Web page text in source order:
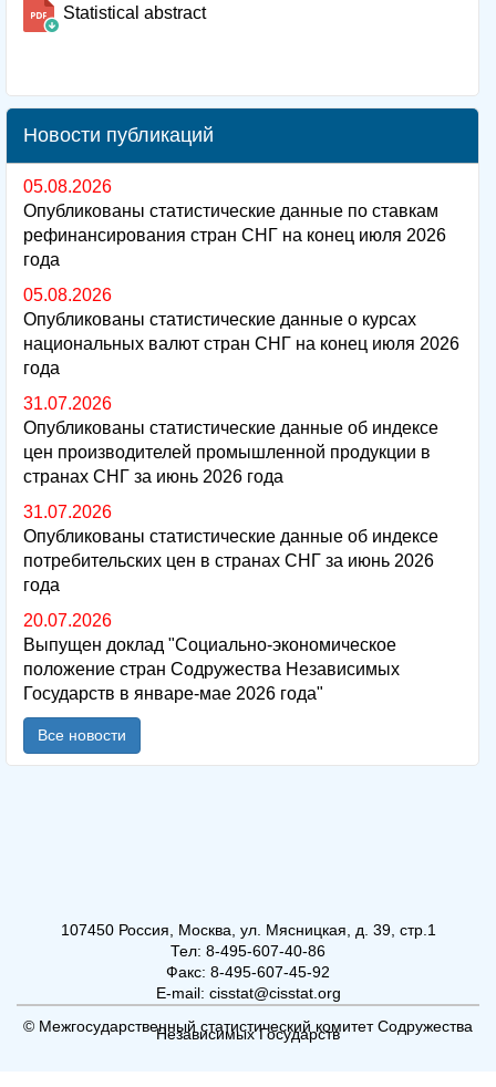
Statistical abstract
Новости публикаций
05.08.2026
Опубликованы статистические данные по ставкам
рефинансирования стран СНГ на конец июля 2026
года
05.08.2026
Опубликованы статистические данные о курсах
национальных валют стран СНГ на конец июля 2026
года
31.07.2026
Опубликованы статистические данные об индексе
цен производителей промышленной продукции в
странах СНГ за июнь 2026 года
31.07.2026
Опубликованы статистические данные об индексе
потребительских цен в странах СНГ за июнь 2026
года
20.07.2026
Выпущен доклад "Социально-экономическое
положение стран Содружества Независимых
Государств в январе-мае 2026 года"
Все новости
107450 Россия, Москва, ул. Мясницкая, д. 39, стр.1
Тел: 8-495-607-40-86
Факс: 8-495-607-45-92
E-mail: cisstat@cisstat.org
© Межгосударственный статистический комитет Содружества
Независимых Государств